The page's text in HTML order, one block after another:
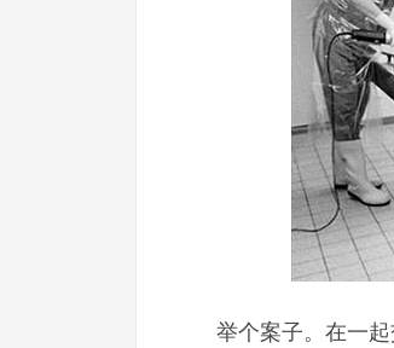
举个案子。在一